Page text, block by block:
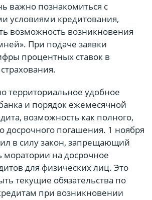
важно познакомиться с
условиями кредитования,
возможность возникновения
При подаче заявки
процентных ставок в
территориальное удобное
и порядок ежемесячной
возможность как полного,
досрочного погашения. 1 ноября
в силу закон, запрещающий
моратории на досрочное
для физических лиц. Это
текущие обязательства по
при возникновении